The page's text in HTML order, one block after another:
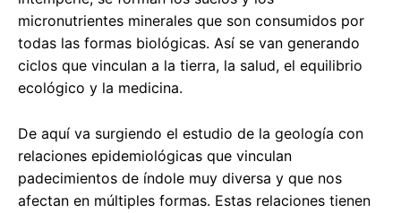
micronutrientes minerales que son consumidos por
todas las formas biológicas. Así se van generando
ciclos que vinculan a la tierra, la salud, el equilibrio
ecológico y la medicina.
De aquí va surgiendo el estudio de la geología con
relaciones epidemiológicas que vinculan
padecimientos de índole muy diversa y que nos
afectan en múltiples formas. Estas relaciones tienen